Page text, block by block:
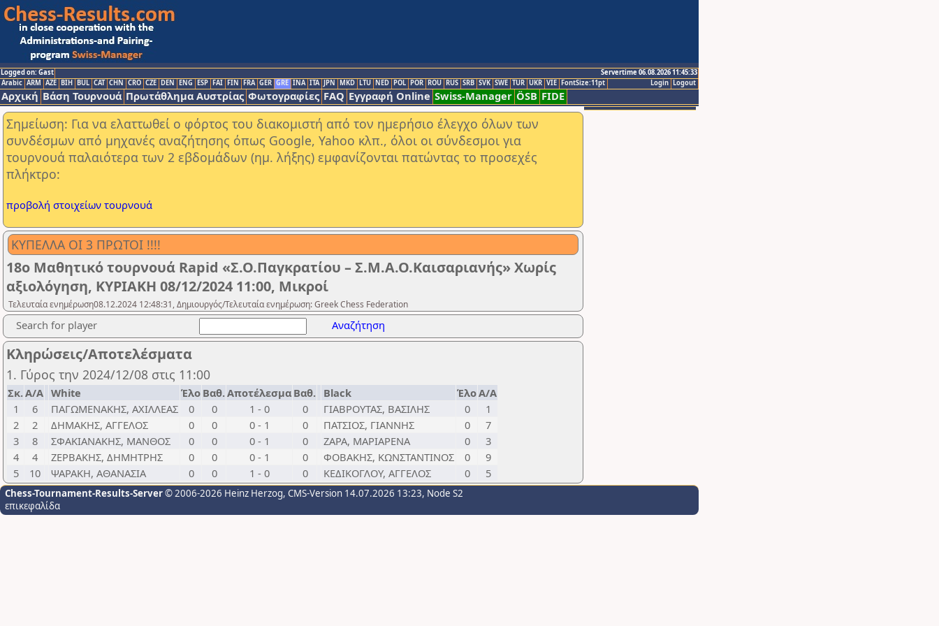
Logged on: Gast
Servertime 06.08.2026 11:45:33
Logout
Login
Arabic ARM AZE BIH BUL CAT CHN CRO CZE DEN ENG ESP FAI FIN FRA GER GRE INA ITA JPN MKD LTU NED POL POR ROU RUS SRB SVK SWE TUR UKR VIE FontSize:11pt
Αρχική Βάση Τουρνουά Πρωτάθλημα Αυστρίας Φωτογραφίες FAQ Εγγραφή Online Swiss-Manager ÖSB FIDE
Σημείωση: Για να ελαττωθεί ο φόρτος του διακομιστή από τον ημερήσιο έλεγχο όλων των
συνδέσμων από μηχανές αναζήτησης όπως Google, Yahoo κλπ., όλοι οι σύνδεσμοι για
τουρνουά παλαιότερα των 2 εβδομάδων (ημ. λήξης) εμφανίζονται πατώντας το προσεχές
πλήκτρο:
προβολή στοιχείων τουρνουά
ΚΥΠΕΛΛΑ ΟΙ 3 ΠΡΩΤΟΙ !!!!
18ο Μαθητικό τουρνουά Rapid «Σ.Ο.Παγκρατίου – Σ.Μ.Α.Ο.Καισαριανής» Χωρίς
αξιολόγηση, ΚΥΡΙΑΚΗ 08/12/2024 11:00, Μικροί
Τελευταία ενημέρωση08.12.2024 12:48:31, Δημιουργός/Τελευταία ενημέρωση: Greek Chess Federation
Search for player Αναζήτηση
Κληρώσεις/Αποτελέσματα
1. Γύρος την 2024/12/08 στις 11:00
Σκ.Α/Α White Έλο Βαθ.Αποτέλεσμα Βαθ. Black ΈλοΑ/Α
1
6 ΠΑΓΩΜΕΝΑΚΗΣ, ΑΧΙΛΛΕΑΣ 0 0 1 - 0 0 ΓΙΑΒΡΟΥΤΑΣ, ΒΑΣΙΛΗΣ 0
1
2
2 ΔΗΜΑΚΗΣ, ΑΓΓΕΛΟΣ 0 0 0 - 1 0 ΠΑΤΣΙΟΣ, ΓΙΑΝΝΗΣ 0
7
3
8 ΣΦΑΚΙΑΝΑΚΗΣ, ΜΑΝΘΟΣ 0 0 0 - 1 0 ΖΑΡΑ, ΜΑΡΙΑΡΕΝΑ 0
3
4
4 ΖΕΡΒΑΚΗΣ, ΔΗΜΗΤΡΗΣ 0 0 0 - 1 0 ΦΟΒΑΚΗΣ, ΚΩΝΣΤΑΝΤΙΝΟΣ 0
9
5
10 ΨΑΡΑΚΗ, ΑΘΑΝΑΣΙΑ 0 0 1 - 0 0 ΚΕΔΙΚΟΓΛΟΥ, ΑΓΓΕΛΟΣ 0 5
Chess-Tournament-Results-Server© 2006-2026 Heinz Herzog, CMS-Version 14.07.2026 13:23, Node S2
επικεφαλίδα